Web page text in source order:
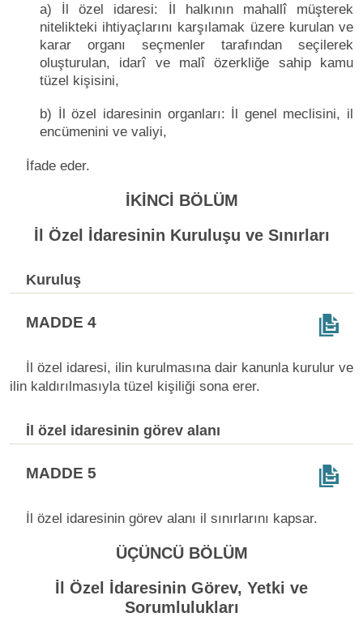
a) İl özel idaresi: İl halkının mahallî müşterek
nitelikteki ihtiyaçlarını karşılamak üzere kurulan ve
karar organı seçmenler tarafından seçilerek
oluşturulan, idarî ve malî özerkliğe sahip kamu
tüzel kişisini,
b) İl özel idaresinin organları: İl genel meclisini, il
encümenini ve valiyi,
İfade eder.
İKİNCİ BÖLÜM
İl Özel İdaresinin Kuruluşu ve Sınırları
Kuruluş
MADDE 4
İl özel idaresi, ilin kurulmasına dair kanunla kurulur ve
ilin kaldırılmasıyla tüzel kişiliği sona erer.
İl özel idaresinin görev alanı
MADDE 5
İl özel idaresinin görev alanı il sınırlarını kapsar.
ÜÇÜNCÜ BÖLÜM
İl Özel İdaresinin Görev, Yetki ve
Sorumlulukları